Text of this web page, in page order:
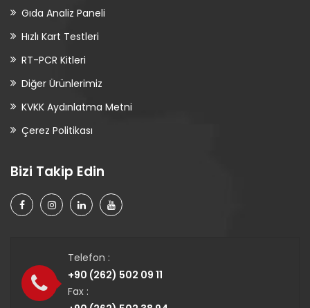
Gıda Analiz Paneli
Hızlı Kart Testleri
RT-PCR Kitleri
Diğer Ürünlerimiz
KVKK Aydınlatma Metni
Çerez Politikası
Bizi Takip Edin
Telefon :
+90 (262) 502 09 11
Fax :